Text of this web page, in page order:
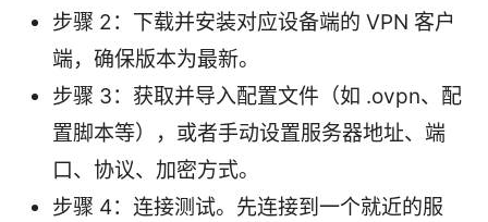
步骤 2：下载并安装对应设备端的 VPN 客户
端，确保版本为最新。
步骤 3：获取并导入配置文件（如 .ovpn、配
置脚本等），或者手动设置服务器地址、端
口、协议、加密方式。
步骤 4：连接测试。先连接到一个就近的服